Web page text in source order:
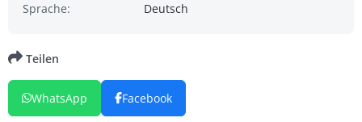
Sprache:
Deutsch
Teilen
WhatsApp Facebook